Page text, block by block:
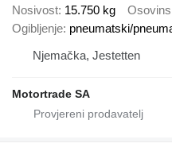
Nosivost 15.750 kg
Ogibljenje pneumatski/
Njemačka, Jestetten
Motortrade SA